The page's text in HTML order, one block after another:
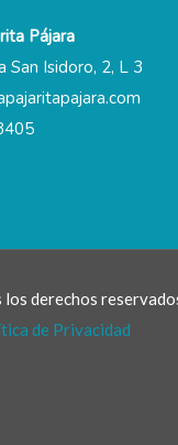
Pájara
San Isidoro, 2, L 3
derechos
de Privacidad